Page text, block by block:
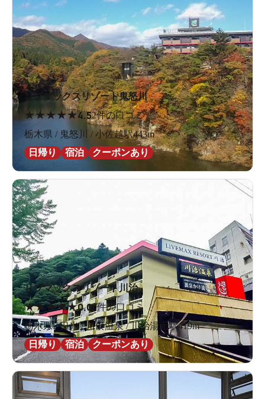
リブマックスリゾート鬼怒川
★★★★★4.52件の口コミ
栃木県 / 鬼怒川 / 小佐越駅443m
日帰り
宿泊 クーポンあり
リブマックスリゾート川治
★★★★★0.00件の口コミ
栃木県 / 日光 / 川俣温泉 / 川治湯元駅419m
日帰り
宿泊 クーポンあり